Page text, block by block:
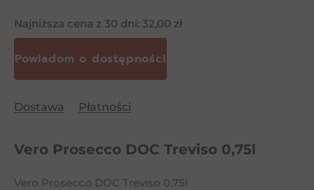
Najniższa cena z 30 dni: 32,00 zł
Dostawa Płatności
Vero Prosecco DOC Treviso 0,75l
Vero Prosecco DOC Treviso 0,75l